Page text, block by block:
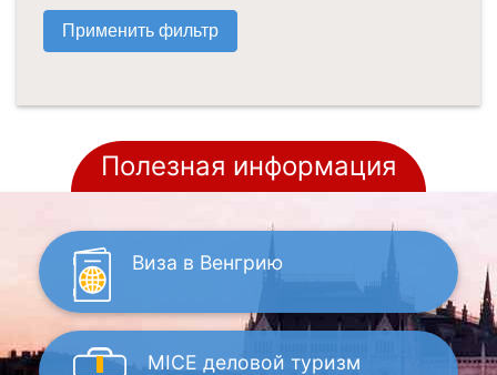
Полезная информация
Виза в Венгрию
MICE деловой туризм